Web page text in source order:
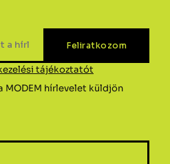
tájékoztatót
MODEM hírlevelet küldjön